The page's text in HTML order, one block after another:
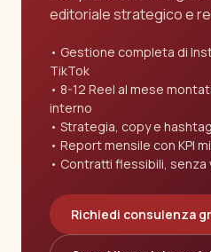
editoriale strategico e
Gestione completa di
TikTok
8-12 Reel al mese
interno
Strategia, copy e
Report mensile con KPI
Contratti flessibili, senza
Richiedi consulenza